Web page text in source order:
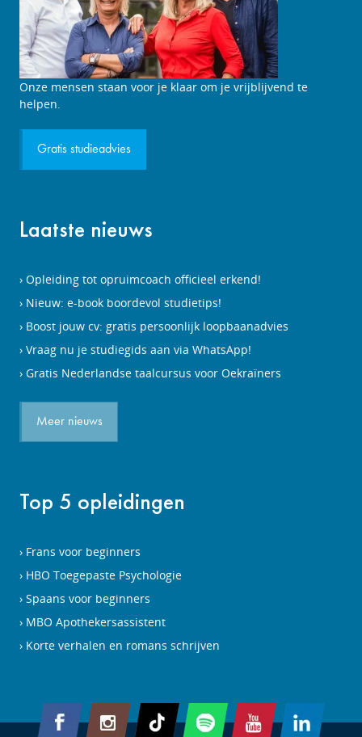
Onze mensen staan voor je klaar om je vrijblijvend te
helpen.
Gratis studieadvies
Laatste nieuws
Opleiding tot opruimcoach officieel erkend!
Nieuw: e-book boordevol studietips!
Boost jouw cv: gratis persoonlijk loopbaanadvies
Vraag nu je studiegids aan via WhatsApp!
Gratis Nederlandse taalcursus voor Oekraïners
Meer nieuws
Top 5 opleidingen
Frans voor beginners
HBO Toegepaste Psychologie
Spaans voor beginners
MBO Apothekersassistent
Korte verhalen en romans schrijven